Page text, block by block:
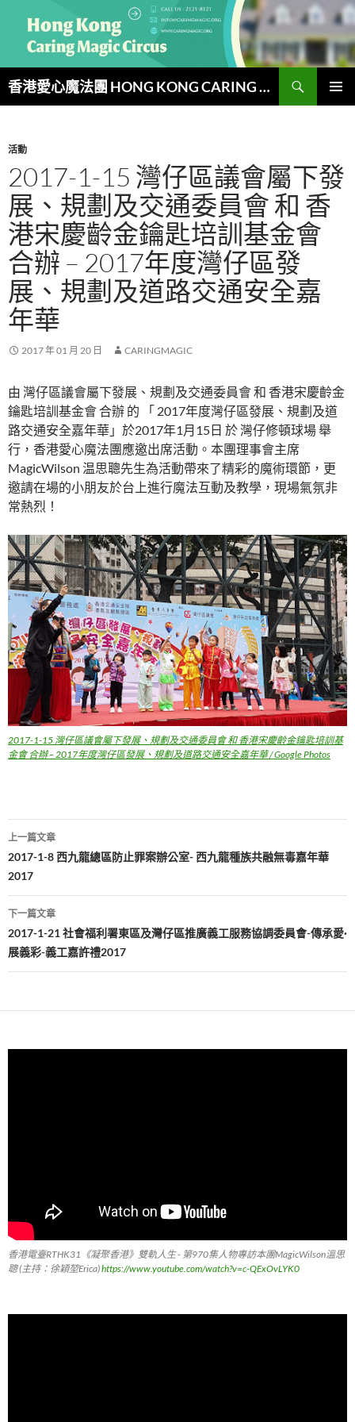
要
內
容
香港愛心魔法團 HONG KONG CARING MAGIC CIRCUS
搜
尋
活動
2017-1-15 灣仔區議會屬下發
展、規劃及交通委員會 和 香
港宋慶齡金鑰匙培訓基金會
合辦 – 2017年度灣仔區發
展、規劃及道路交通安全嘉
年華
2017 年 01 月 20 日 CARINGMAGIC
由 灣仔區議會屬下發展、規劃及交通委員會 和 香港宋慶齡金
鑰匙培訓基金會 合辦 的 「 2017年度灣仔區發展、規劃及道
路交通安全嘉年華」於2017年1月15日 於 灣仔修頓球場 舉
行，香港愛心魔法團應邀出席活動。本團理事會主席
MagicWilson 温思聰先生為活動帶來了精彩的魔術環節，更
邀請在場的小朋友於台上進行魔法互動及教學，現場氣氛非
常熱烈！
2017-1-15 灣仔區議會屬下發展、規劃及交通委員會 和 香港宋慶齡金鑰匙培訓基
金會 合辦 – 2017年度灣仔區發展、規劃及道路交通安全嘉年華 / Google Photos
文
章
導
覽
上一篇文章
2017-1-8 西九龍總區防止罪案辦公室- 西九龍種族共融無毒嘉年華
2017
下一篇文章
2017-1-21 社會福利署東區及灣仔區推廣義工服務協調委員會-傳承愛·
展義彩-義工嘉許禮2017
香港電臺RTHK31《凝聚香港》雙軌人生 - 第970集人物專訪本團MagicWilson溫思
聰 (主持：徐穎堃Erica)https://www.youtube.com/watch?v=c-QExOvLYK0